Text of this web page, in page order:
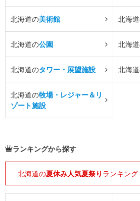
北海道の美術館 北海
北海道の公園 北海
北海道のタワー・展望施設 北海
北海道の牧場・レジャー＆リ
ゾート施設
ランキングから探す
北海道の夏休み人気夏祭り ランキング